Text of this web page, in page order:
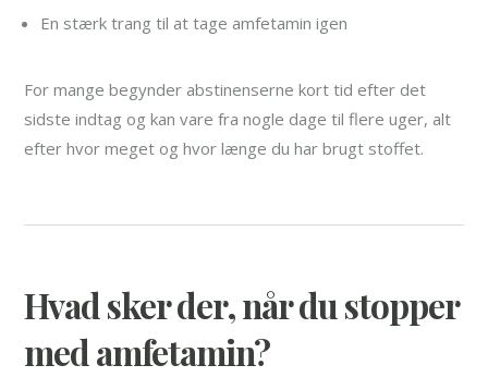
En stærk trang til at tage amfetamin igen
For mange begynder abstinenserne kort tid efter det
sidste indtag og kan vare fra nogle dage til flere uger, alt
efter hvor meget og hvor længe du har brugt stoffet.
Hvad sker der, når du stopper
med amfetamin?